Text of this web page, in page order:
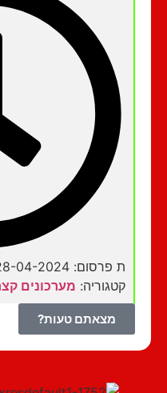
ת פרסום: 28-04-2024
קטגוריה:מערכונים קצרים
מצאתם טעות?